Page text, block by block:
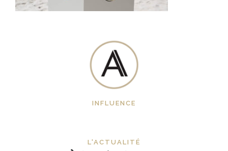
INFLUENCE
L'ACTUALITÉ